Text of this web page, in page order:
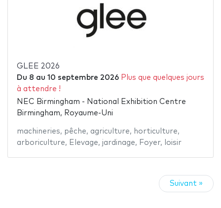
GLEE 2026
Du 8 au 10 septembre 2026 Plus que quelques jours
à attendre !
NEC Birmingham - National Exhibition Centre
Birmingham, Royaume-Uni
machineries, pêche, agriculture, horticulture,
arboriculture, Elevage, jardinage, Foyer, loisir
Suivant »